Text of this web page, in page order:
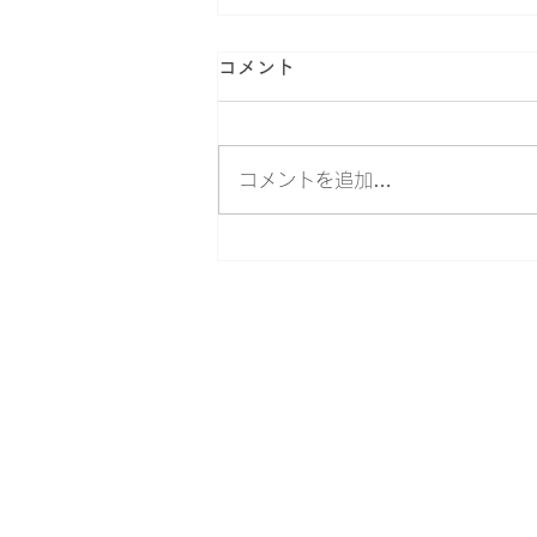
コメント
コメントを追加…